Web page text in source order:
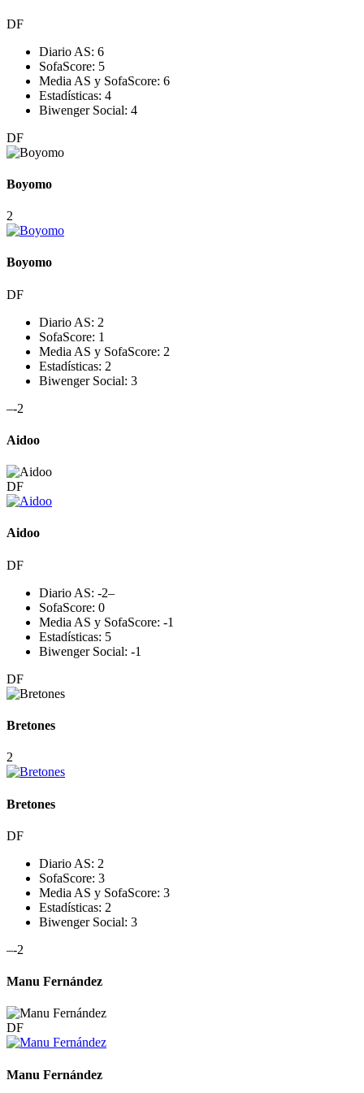
DF
Diario AS: 6
SofaScore: 5
Media AS y SofaScore: 6
Estadísticas: 4
Biwenger Social: 4
DF
Boyomo
2
Boyomo
DF
Diario AS: 2
SofaScore: 1
Media AS y SofaScore: 2
Estadísticas: 2
Biwenger Social: 3
–-2
Aidoo
DF
Aidoo
DF
Diario AS: -2–
SofaScore: 0
Media AS y SofaScore: -1
Estadísticas: 5
Biwenger Social: -1
DF
Bretones
2
Bretones
DF
Diario AS: 2
SofaScore: 3
Media AS y SofaScore: 3
Estadísticas: 2
Biwenger Social: 3
–-2
Manu Fernández
DF
Manu Fernández